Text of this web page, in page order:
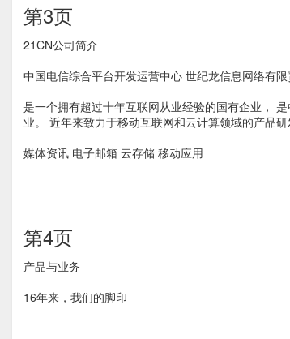
第3页
21CN公司简介
中国电信综合平台开发运营中心 世纪龙信息网络有限
是一个拥有超过十年互联网从业经验的国有企业，
业。 近年来致力于移动互联网和云计算领域的产品研
媒体资讯 电子邮箱 云存储 移动应用
第4页
产品与业务
16年来，我们的脚印